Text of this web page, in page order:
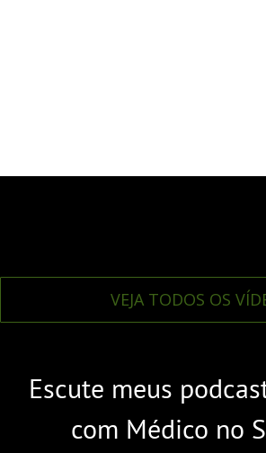
VEJA TODOS OS
Escute meus
com Médico no